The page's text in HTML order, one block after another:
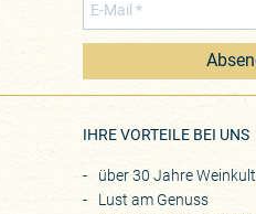
IHRE VORTEILE BEI UNS
über 30 Jahre
Lust am Genuss